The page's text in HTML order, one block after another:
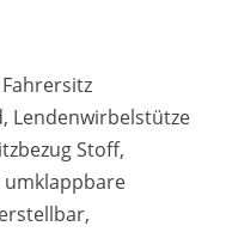
Lendenwirbelstütze
Stoff,
umklappbare